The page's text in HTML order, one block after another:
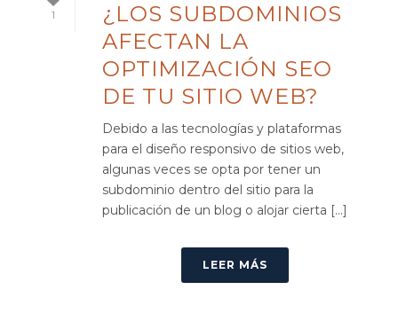
1
¿LOS SUBDOMINIOS
AFECTAN LA
OPTIMIZACIÓN SEO
DE TU SITIO WEB?
Debido a las tecnologías y plataformas
para el diseño responsivo de sitios web,
algunas veces se opta por tener un
subdominio dentro del sitio para la
publicación de un blog o alojar cierta [...]
LEER MÁS